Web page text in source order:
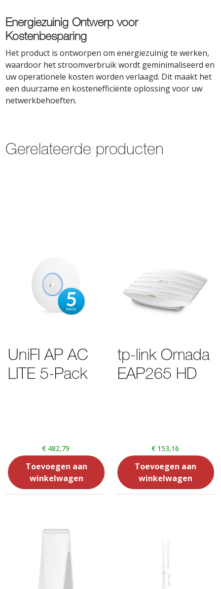
Energiezuinig Ontwerp voor
Kostenbesparing
Het product is ontworpen om energiezuinig te werken,
waardoor het stroomverbruik wordt geminimaliseerd en
uw operationele kosten worden verlaagd. Dit maakt het
een duurzame en kostenefficiënte oplossing voor uw
netwerkbehoeften.
Gerelateerde producten
UniFI AP AC
LITE 5-Pack
€ 482,79
Toevoegen aan
winkelwagen
tp-link Omada
EAP265 HD
€153,16
Toevoegen aan
winkelwagen